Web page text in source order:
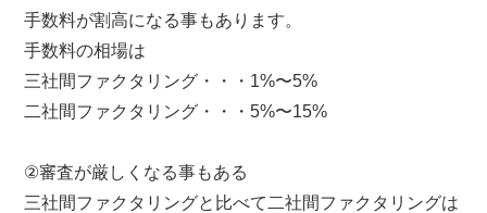
手数料が割高になる事もあります。
手数料の相場は
三社間ファクタリング・・・1%〜5%
二社間ファクタリング・・・5%〜15%
②審査が厳しくなる事もある
三社間ファクタリングと比べて二社間ファクタリングは